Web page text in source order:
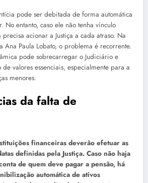
pode ser debitada de forma automática
No entanto, caso ele não tenha vínculo
acionar a Justiça a cada atraso. Na
Ana Paula Lobato, o problema é recorrente.
pode sobrecarregar o Judiciário e
valores essenciais, especialmente para a
menores.
da falta de
financeiras deverão efetuar as
definidas pela Justiça. Caso não haja
de quem deve pagar a pensão, há
automática de ativos